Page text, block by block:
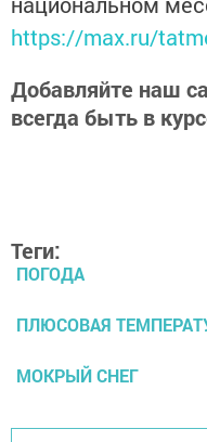
https://max.ru/
Добавляйте наш
всегда быть в
Теги:
ПОГОДА
ПЛЮСОВАЯ
МОКРЫЙ СНЕГ